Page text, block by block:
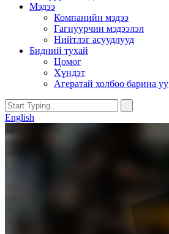
Мэдээ
Компанийн мэдээ
Гагнуурчин мэдээлэл
Нийтлэг асуудлууд
Бидний тухай
Цомог
Хүндэт
Агератай холбоо барина уу
English